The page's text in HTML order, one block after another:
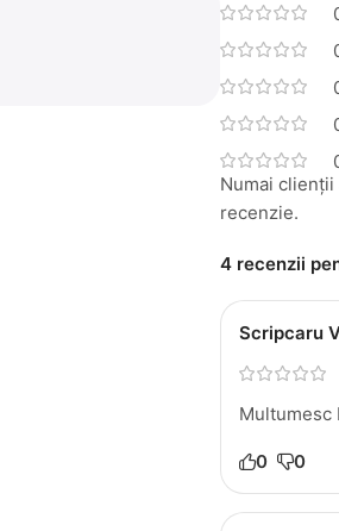
4 recenzii
Scripcaru
Multumesc
0 0
Numai
recenzie.